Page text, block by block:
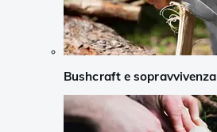
Bushcraft e sopravvivenza